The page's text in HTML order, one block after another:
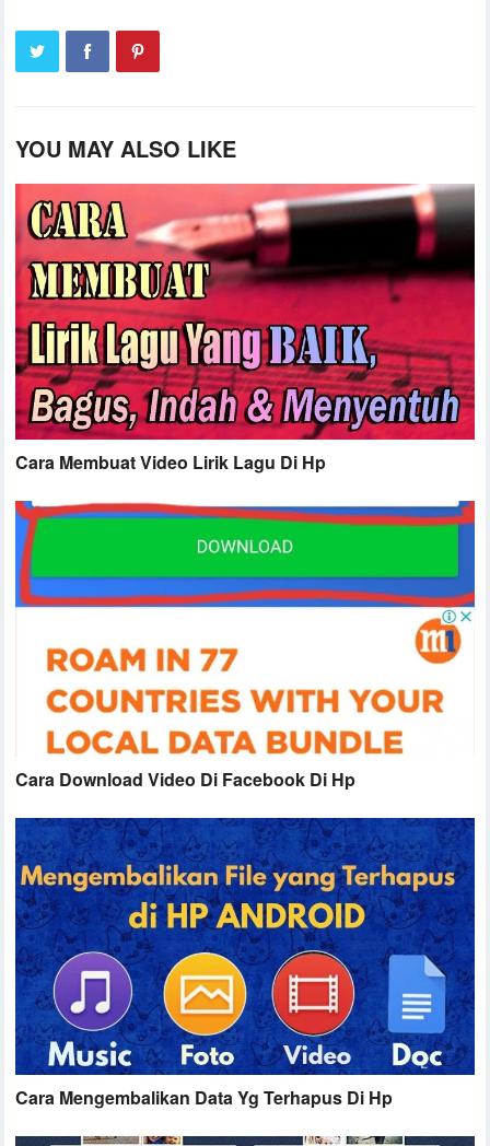
YOU MAY ALSO LIKE
Cara Membuat Video Lirik Lagu Di Hp
Cara Download Video Di Facebook Di Hp
Cara Mengembalikan Data Yg Terhapus Di Hp